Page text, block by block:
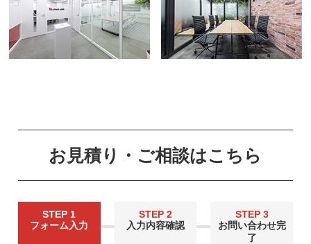
お見積り・ご相談はこちら
STEP 1
フォーム入力
STEP 2
入力内容確認
STEP 3
お問い合わせ完
了